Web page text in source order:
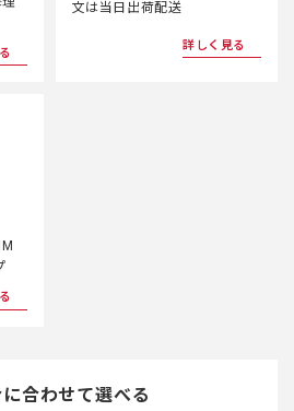
文は当日出荷配送
詳しく見る
に合わせて選べる